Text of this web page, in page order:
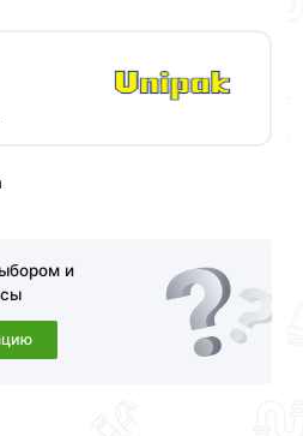
оформлением
ознакомиться с
и отзывами.
и